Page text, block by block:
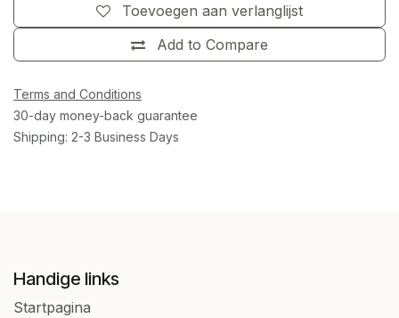
Add to Compare
Toevoegen aan verlanglijst
Terms and Conditions
30-day money-back guarantee
Shipping: 2-3 Business Days
Handige links
Startpagina